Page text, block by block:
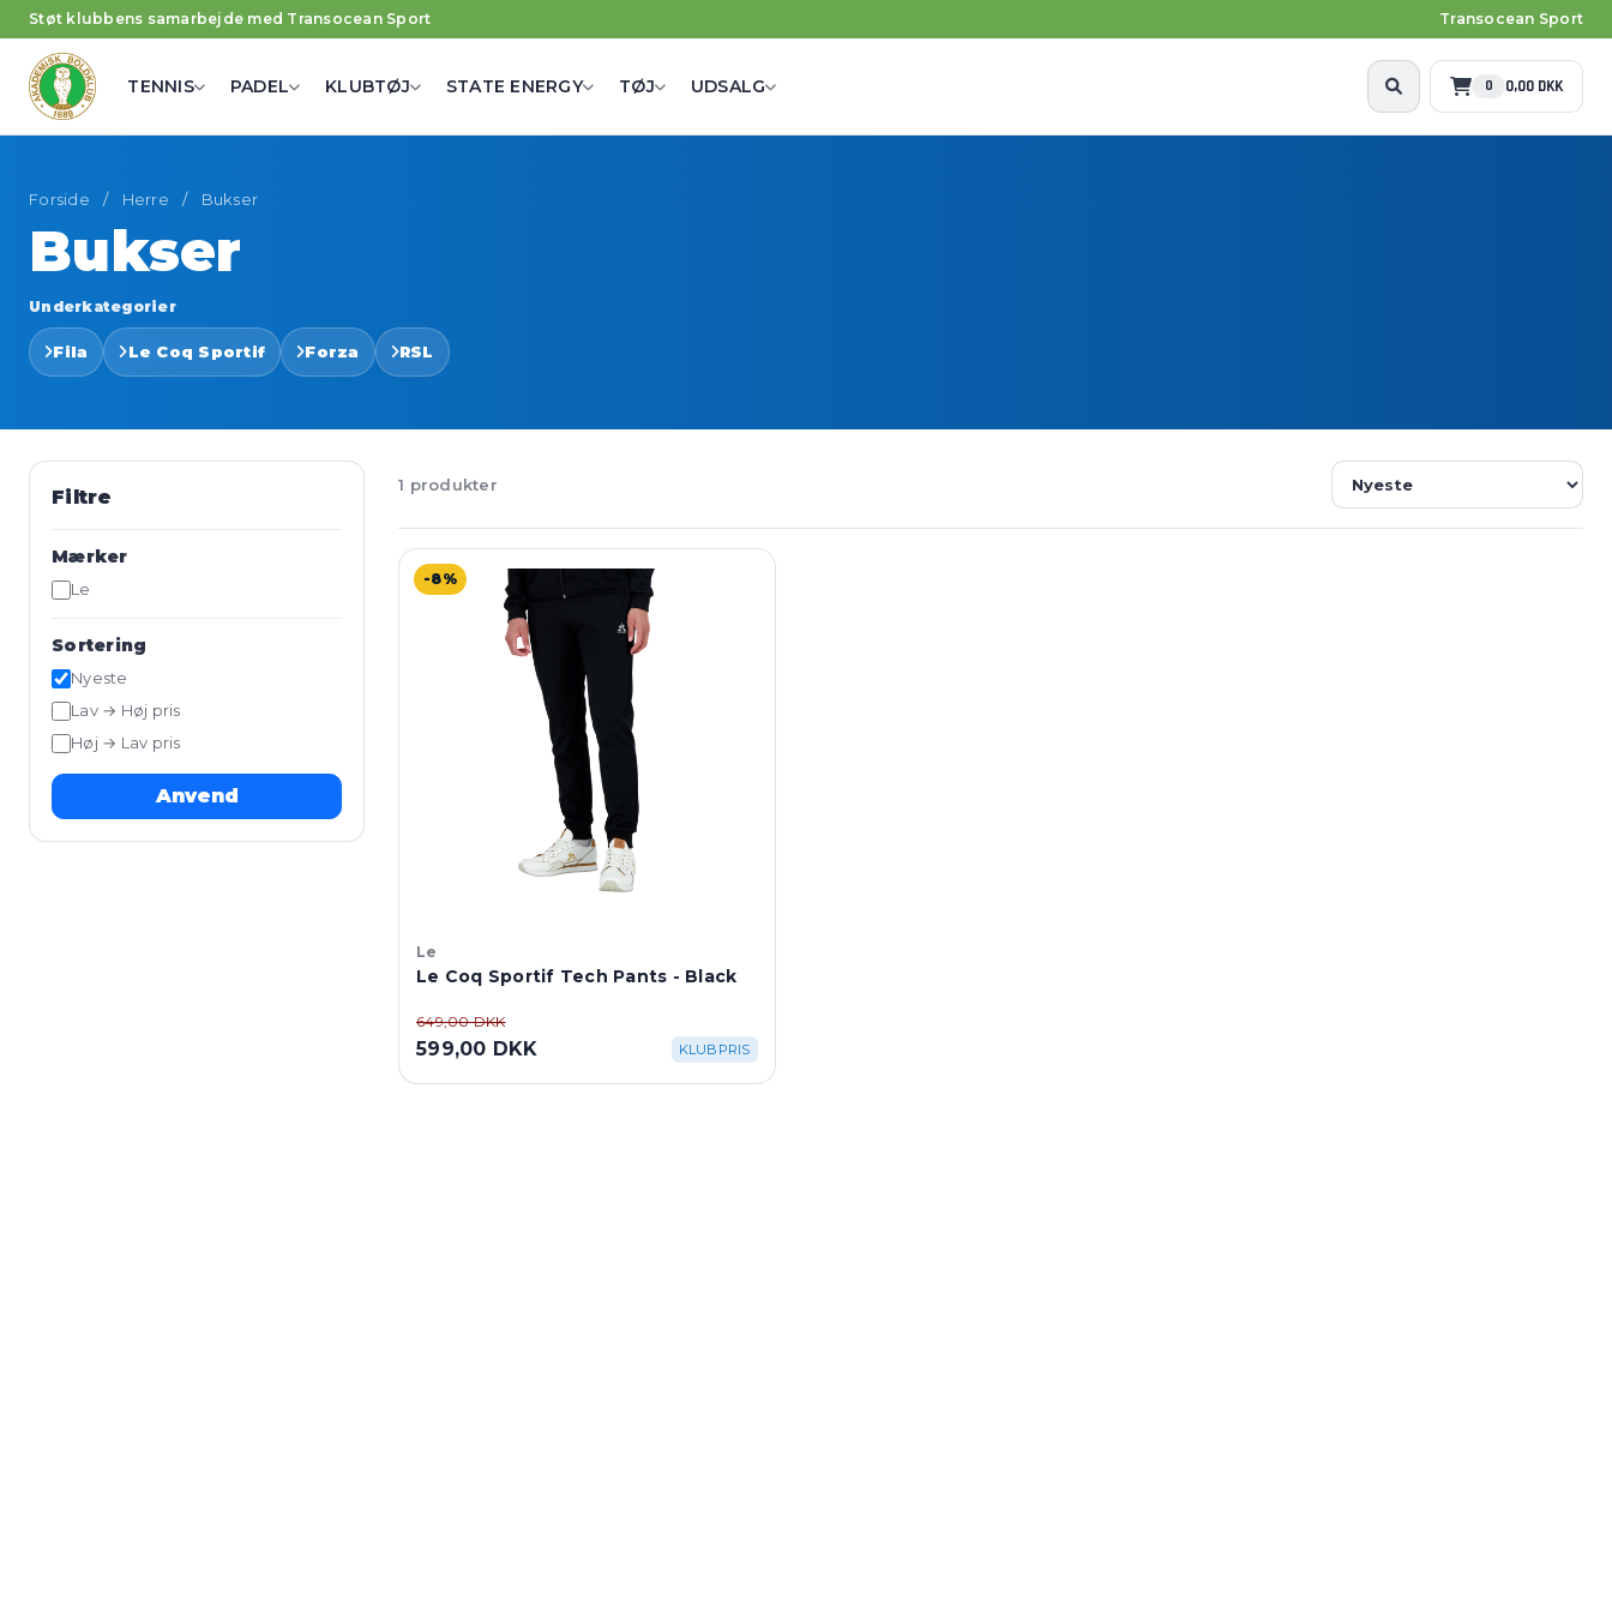
Støt klubbens samarbejde med Transocean Sport Transocean Sport
TENNIS PADEL KLUBTØJ STATE ENERGY TØJ UDSALG 0 0,00 DKK
Forside / Herre / Bukser
Bukser
Underkategorier
Fila Le Coq Sportif Forza RSL
Filtre
Mærker
Le
Sortering
Nyeste
Lav → Høj pris
Høj → Lav pris
Anvend
1 produkter
-8%
Le
Le Coq Sportif Tech Pants - Black
649,00 DKK
599,00 DKK KLUBPRIS